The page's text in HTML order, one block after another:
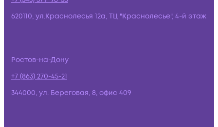
620110, ул.Краснолесья 12а, ТЦ "Краснолесье", 4-й этаж
Ростов-на-Дону
+7 (863) 270-45-21
344000, ул. Береговая, 8, офис 409